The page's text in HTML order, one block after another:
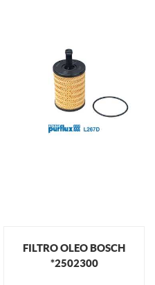
FILTRO OLEO BOSCH
*2502300